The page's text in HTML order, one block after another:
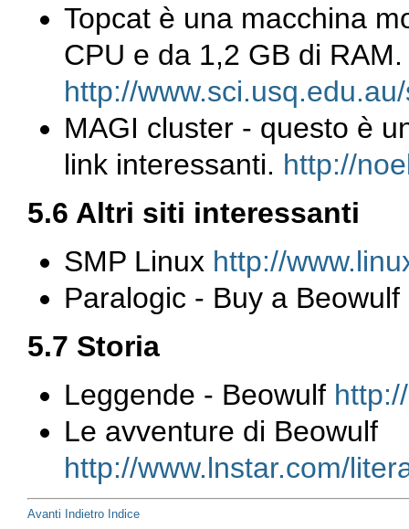
Topcat è una macchina
CPU e da 1,2 GB di RAM.
http://
MAGI cluster - questo è
link interessanti. http://
5.6 Altri siti interessanti
SMP Linux http://
Paralogic - Buy a Beowulf
5.7 Storia
Leggende - Beowulf
Le avventure di Beowulf
http://www.lnstar.com/
Avanti Indietro Indice